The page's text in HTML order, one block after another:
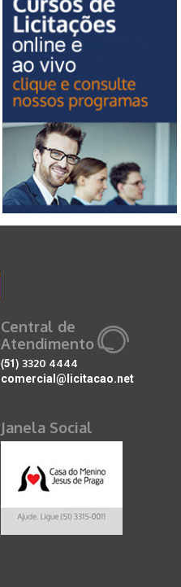
Central de
Atendimento
(51) 3320 4444
comercial@licitacao.net
Janela Social